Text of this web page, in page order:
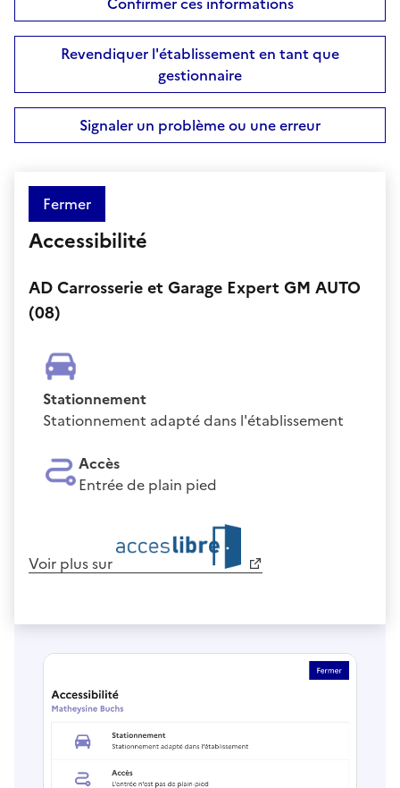
Revendiquer l'établissement en tant que
gestionnaire
Signaler un problème ou une erreur
Fermer
Accessibilité
AD Carrosserie et Garage Expert GM AUTO
(08)
Stationnement
Stationnement adapté dans l'établissement
Accès
Entrée de plain pied
Voir plus sur